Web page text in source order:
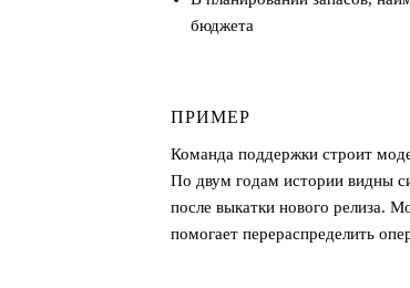
бюджета
ПРИМЕР
Команда поддержки строит
По двум годам истории видны
после выкатки нового релиза.
помогает перераспределить